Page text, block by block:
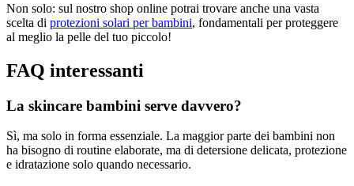
Non solo: sul nostro shop online potrai trovare anche una vasta
scelta di protezioni solari per bambini, fondamentali per proteggere
al meglio la pelle del tuo piccolo!
FAQ interessanti
La skincare bambini serve davvero?
Sì, ma solo in forma essenziale. La maggior parte dei bambini non
ha bisogno di routine elaborate, ma di detersione delicata, protezione
e idratazione solo quando necessario.